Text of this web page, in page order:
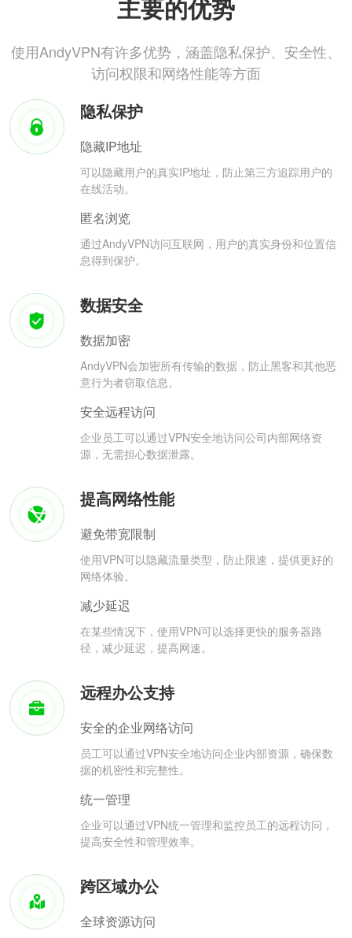
主要的优势
使用AndyVPN有许多优势，涵盖隐私保护、安全性、
访问权限和网络性能等方面
隐私保护
隐藏IP地址
可以隐藏用户的真实IP地址，防止第三方追踪用户的
在线活动。
匿名浏览
通过AndyVPN访问互联网，用户的真实身份和位置信
息得到保护。
数据安全
数据加密
AndyVPN会加密所有传输的数据，防止黑客和其他恶
意行为者窃取信息。
安全远程访问
企业员工可以通过VPN安全地访问公司内部网络资
源，无需担心数据泄露。
提高网络性能
避免带宽限制
使用VPN可以隐藏流量类型，防止限速，提供更好的
网络体验。
减少延迟
在某些情况下，使用VPN可以选择更快的服务器路
径，减少延迟，提高网速。
远程办公支持
安全的企业网络访问
员工可以通过VPN安全地访问企业内部资源，确保数
据的机密性和完整性。
统一管理
企业可以通过VPN统一管理和监控员工的远程访问，
提高安全性和管理效率。
跨区域办公
全球资源访问